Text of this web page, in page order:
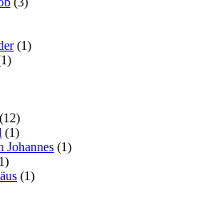
(1)
(12)
(1)
Johannes (1)
(1)